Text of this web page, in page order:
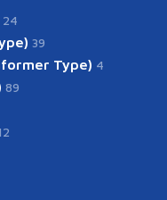
24
39
Type) 4
89